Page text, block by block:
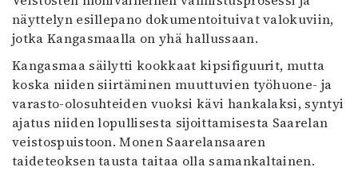
näyttelyn esillepano dokumentoituivat valokuviin,
jotka Kangasmaalla on yhä hallussaan.
Kangasmaa säilytti kookkaat kipsifiguurit, mutta
koska niiden siirtäminen muuttuvien työhuone- ja
varasto-olosuhteiden vuoksi kävi hankalaksi, syntyi
ajatus niiden lopullisesta sijoittamisesta Saarelan
veistospuistoon. Monen Saarelansaaren
taideteoksen tausta taitaa olla samankaltainen.